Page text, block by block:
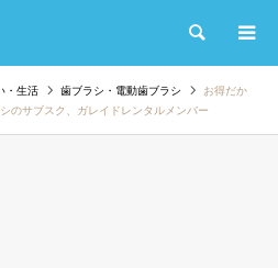
検索
・生活 歯ブラシ・電動歯ブラシ
お得だか
のサブスク、ガレイドレンタルメンバー